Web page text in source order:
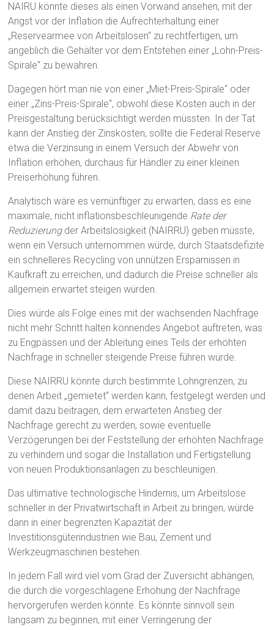
NAIRU könnte dieses als einen Vorwand ansehen, mit der
Angst vor der Inflation die Aufrechterhaltung einer
„Reservearmee von Arbeitslosen“ zu rechtfertigen, um
angeblich die Gehälter vor dem Entstehen einer „Lohn-Preis-
Spirale“ zu bewahren.
Dagegen hört man nie von einer „Miet-Preis-Spirale“ oder
einer „Zins-Preis-Spirale“, obwohl diese Kosten auch in der
Preisgestaltung berücksichtigt werden müssten. In der Tat
kann der Anstieg der Zinskosten, sollte die Federal Reserve
etwa die Verzinsung in einem Versuch der Abwehr von
Inflation erhöhen, durchaus für Händler zu einer kleinen
Preiserhöhung führen.
Analytisch wäre es vernünftiger zu erwarten, dass es eine
maximale, nicht inflationsbeschleunigende Rate der
Reduzierungder Arbeitslosigkeit (NAIRRU) geben müsste,
wenn ein Versuch unternommen würde, durch Staatsdefizite
ein schnelleres Recycling von unnützen Ersparnissen in
Kaufkraft zu erreichen, und dadurch die Preise schneller als
allgemein erwartet steigen würden.
Dies würde als Folge eines mit der wachsenden Nachfrage
nicht mehr Schritt halten könnendes Angebot auftreten, was
zu Engpässen und der Ableitung eines Teils der erhöhten
Nachfrage in schneller steigende Preise führen würde.
Diese NAIRRU könnte durch bestimmte Lohngrenzen, zu
denen Arbeit „gemietet“ werden kann, festgelegt werden und
damit dazu beitragen, dem erwarteten Anstieg der
Nachfrage gerecht zu werden, sowie eventuelle
Verzögerungen bei der Feststellung der erhöhten Nachfrage
zu verhindern und sogar die Installation und Fertigstellung
von neuen Produktionsanlagen zu beschleunigen.
Das ultimative technologische Hindernis, um Arbeitslose
schneller in der Privatwirtschaft in Arbeit zu bringen, würde
dann in einer begrenzten Kapazität der
Investitionsgüterindustrien wie Bau, Zement und
Werkzeugmaschinen bestehen.
In jedem Fall wird viel vom Grad der Zuversicht abhängen,
die durch die vorgeschlagene Erhöhung der Nachfrage
hervorgerufen werden könnte. Es könnte sinnvoll sein
langsam zu beginnen, mit einer Verringerung der